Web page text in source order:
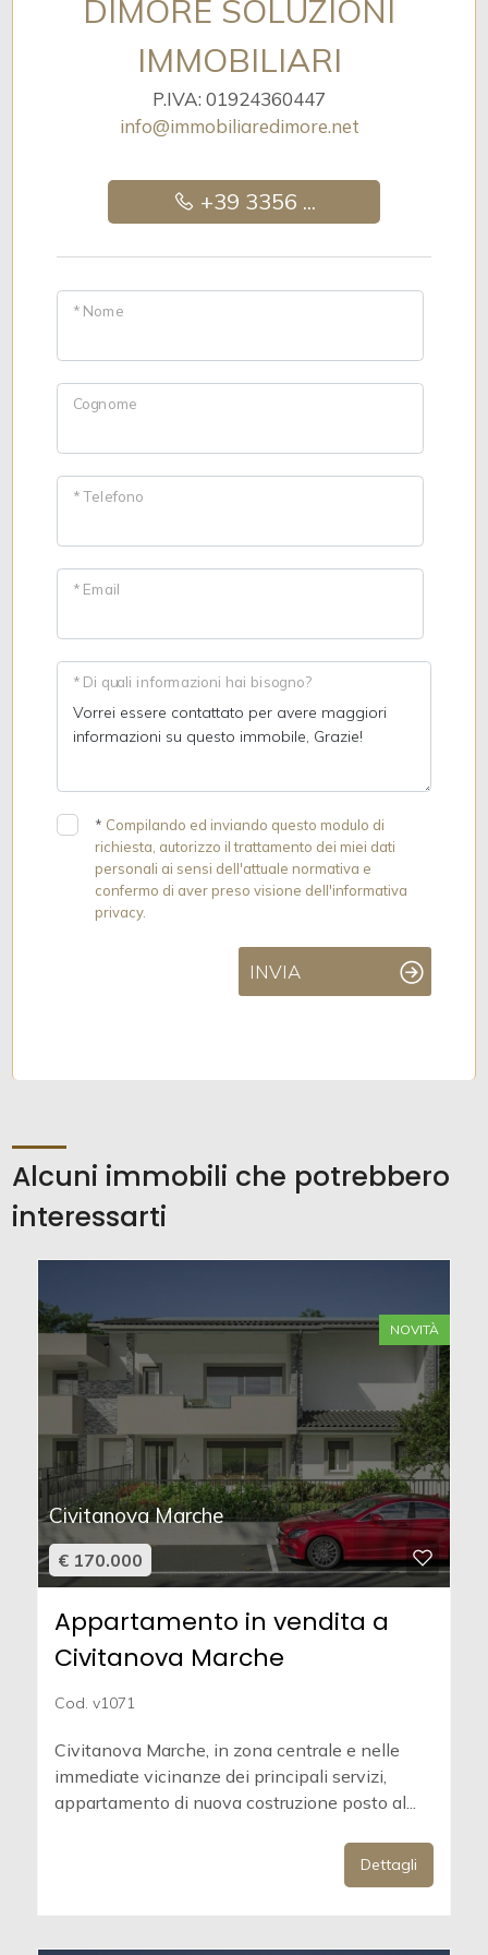
DIMORE SOLUZIONI
IMMOBILIARI
P.IVA: 01924360447
info@immobiliaredimore.net
+39 3356 ...
* Nome
Cognome
* Telefono
* Email
* Di quali informazioni hai bisogno?
* Compilando ed inviando questo modulo di
richiesta, autorizzo il trattamento dei miei dati
personali ai sensi dell'attuale normativa e
confermo di aver preso visione dell'informativa
privacy.
INVIA
Alcuni immobili che potrebbero
interessarti
NOVITÀ
Civitanova Marche
€ 170.000
Appartamento in vendita a
Civitanova Marche
Cod. v1071
Civitanova Marche, in zona centrale e nelle
immediate vicinanze dei principali servizi,
appartamento di nuova costruzione posto al...
Dettagli
Balcone/Terrazzo
Lusso